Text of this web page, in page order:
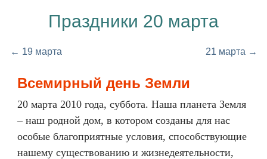
Праздники 20 марта
← 19 марта 21 марта →
Всемирный день Земли
20 марта 2010 года, суббота. Наша планета Земля
– наш родной дом, в котором созданы для нас
особые благоприятные условия, способствующие
нашему существованию и жизнедеятельности,